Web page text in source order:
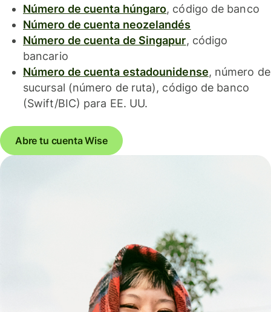
Número de cuenta húngaro, código de banco
Número de cuenta neozelandés
Número de cuenta de Singapur, código
bancario
Número de cuenta estadounidense, número de
sucursal (número de ruta), código de banco
(Swift/BIC) para EE. UU.
Abre tu cuenta Wise